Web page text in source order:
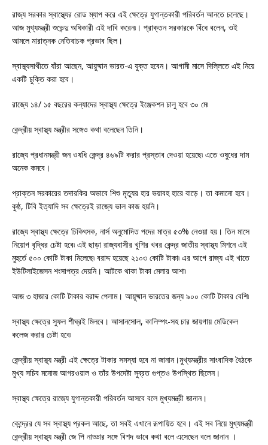
রাজ্য সরকার স্বাস্থ্যের রোড ম্যাপ করে এই ক্ষেত্রে যুগান্তকারী পরিবর্তন আনতে চলেছে।
আজ মুখ্যমন্ত্রী শুভেন্দু অধিকারী এই দাবি করেন৷। প্রাক্তন সরকারকে বিঁধে বলেন, ওই
আমলে মারাত্নক নেতিবাচক প্রভাব ছিল।
স্বাস্থ্যসাথীতে যাঁরা আছেন, আয়ুষ্মান ভারত-এ যুক্ত হবেন। আগামী মাসে দিল্লিতে এই নিয়ে
একটি চুক্তি করা হবে।
রাজ্যে ১৪/ ১৫ বছরের কন্যাদের স্বাস্থ্য ক্ষেত্রে ইঞ্জেকশন চালু হবে ৩০ মে৷
কেন্দ্রীয় স্বাস্থ্য মন্ত্রীর সঙ্গেও কথা বলেছেন তিনি।
রাজ্যে প্রধানমন্ত্রী জন ওষধি কেন্দ্র ৪৬৯টি করার প্রস্তাব দেওয়া হয়েছে৷ এতে ওষুধের দাম
অনেক কমবে।
প্রাক্তন সরকারের তদারকির অভাবে শিশু মৃত্যুর হার ভয়াবহ হারে বাড়ে। তা কমানো হবে।
কুষ্ঠ, টিবি ইত্যাদি সব ক্ষেত্রেই রাজ্যে ভাল কাজ হয়নি।
রাজ্যে স্বাস্থ্য ক্ষেত্রে চিকিৎসক, নার্স অনুমোদিত পদের মাত্র ৫৩% নেওয়া হয়। তিন মাসে
নিয়োগ বৃদ্ধির চেষ্টা হবে৷ এই ছাড়া রাজ্যবাসীর খুশির খবর কেন্দ্র জাতীয় স্বাস্থ্য মিশনে এই
মুহুর্তে ৫০০ কোটি টাকা মিলেছে৷ বরাদ্দ হয়েছে ২১০৩ কোটি টাকা৷ এর আগে রাজ্য এই খাতে
ইউটিলাইজেসন শংসাপত্র দেয়নি। আটকে থাকা টাকা মেলার আশা৷
আজ ৩ হাজার কোটি টাকার বরাদ্দ পেলাম। আয়ূষ্মান ভারতের জন্য ৯০০ কোটি টাকার বেশি৷
স্বাস্থ্য ক্ষেত্রে সুফল শীঘ্রই মিলবে। আসানসোল, কালিম্পং-সহ চার জায়গায় মেডিকেল
কলেজ করার চেষ্টা হবে৷
কেন্দ্রীয় স্বাস্থ্য মন্ত্রী এই ক্ষেত্রে টাকার সমস্যা হবে না জানান।মুখ্যমন্ত্রীর সাংবাদিক বৈঠকে
মুখ্য সচিব মনোজ আগরওয়াল ও তাঁর উপদেষ্টা সুব্রত গুপ্তও উপস্থিত ছিলেন।
স্বাস্থ্য ক্ষেত্রে রাজ্যে যুগান্তকারী পরিবর্তন আসবে বলে মুখ্যমন্ত্রী জানান।
কেন্দ্রের যে সব স্বাস্থ্য প্রকল আছে, তা সবই এখানে রূপায়িত হবে। এই সব নিয়ে মুখ্যমন্ত্রী
কেন্দ্রীয় স্বাস্থ্য মন্ত্রী জে পি নাড্ডার সঙ্গে বিশদ ভাবে কথা বলে এসেছেন বলে জানান ।